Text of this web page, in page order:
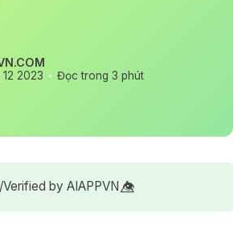
2023 Đọc trong 3 phút
by AIAPPVN 👁️⃤